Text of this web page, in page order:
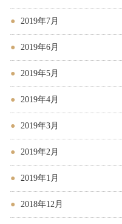
2019年7月
2019年6月
2019年5月
2019年4月
2019年3月
2019年2月
2019年1月
2018年12月